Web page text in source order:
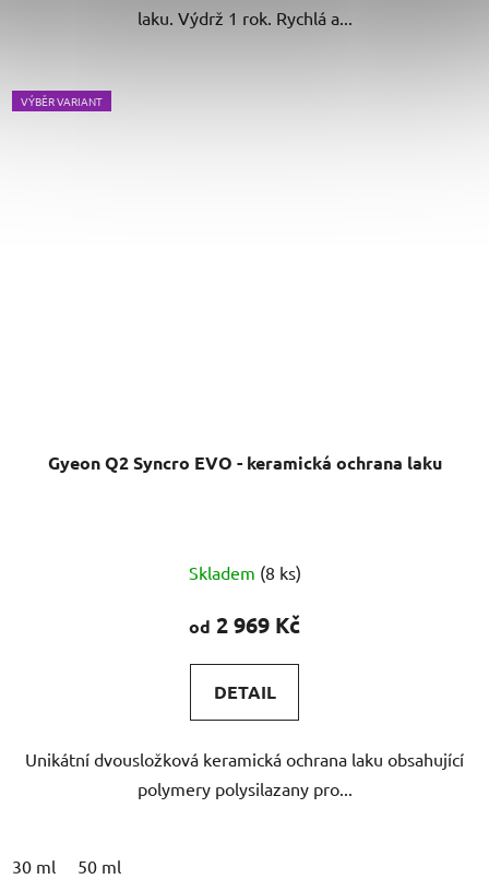
laku. Výdrž 1 rok. Rychlá a...
VÝBĚR VARIANT
Gyeon Q2 Syncro EVO - keramická ochrana laku
hodnocení
produktu
5,0
z
hvězdiček.
Skladem (8 ks)
od 2 969 Kč
DETAIL
Unikátní dvousložková keramická ochrana laku obsahující
polymery polysilazany pro...
30 ml 50 ml